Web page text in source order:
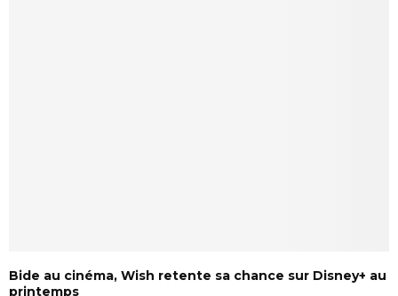
Bide au cinéma, Wish retente sa chance sur Disney+ au
printemps